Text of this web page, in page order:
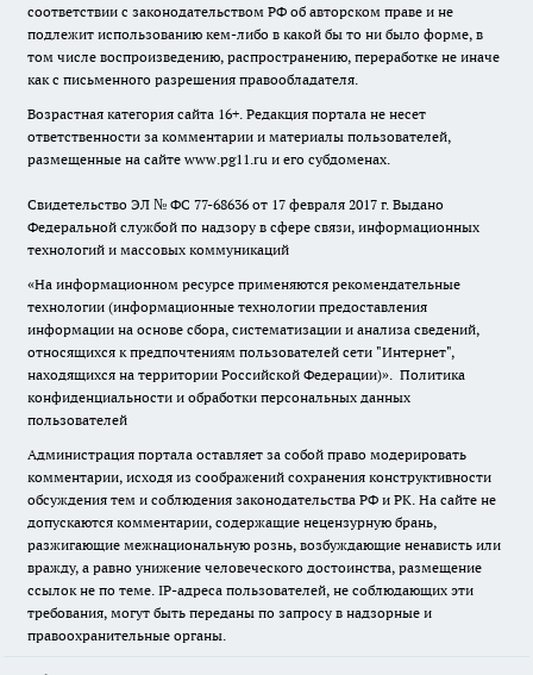
соответствии с законодательством РФ об авторском праве и не
подлежит использованию кем-либо в какой бы то ни было форме, в
том числе воспроизведению, распространению, переработке не иначе
как с письменного разрешения правообладателя.
Возрастная категория сайта 16+. Редакция портала не несет
ответственности за комментарии и материалы пользователей,
размещенные на сайте www.pg11.ru и его субдоменах.
Свидетельство ЭЛ № ФС 77-68636 от 17 февраля 2017 г. Выдано
Федеральной службой по надзору в сфере связи, информационных
технологий и массовых коммуникаций
«На информационном ресурсе применяются рекомендательные
технологии (информационные технологии предоставления
информации на основе сбора, систематизации и анализа сведений,
относящихся к предпочтениям пользователей сети "Интернет",
находящихся на территории Российской Федерации)». Политика
конфиденциальности и обработки персональных данных
пользователей
Администрация портала оставляет за собой право модерировать
комментарии, исходя из соображений сохранения конструктивности
обсуждения тем и соблюдения законодательства РФ и РК. На сайте не
допускаются комментарии, содержащие нецензурную брань,
разжигающие межнациональную рознь, возбуждающие ненависть или
вражду, а равно унижение человеческого достоинства, размещение
ссылок не по теме. IP-адреса пользователей, не соблюдающих эти
требования, могут быть переданы по запросу в надзорные и
правоохранительные органы.